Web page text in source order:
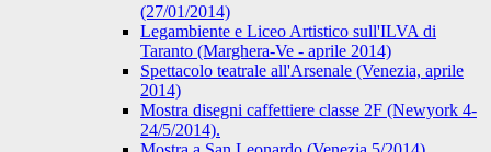
(27/01/2014)
Legambiente e Liceo Artistico sull'ILVA di
Taranto (Marghera-Ve - aprile 2014)
Spettacolo teatrale all'Arsenale (Venezia, aprile
2014)
Mostra disegni caffettiere classe 2F (Newyork 4-
24/5/2014).